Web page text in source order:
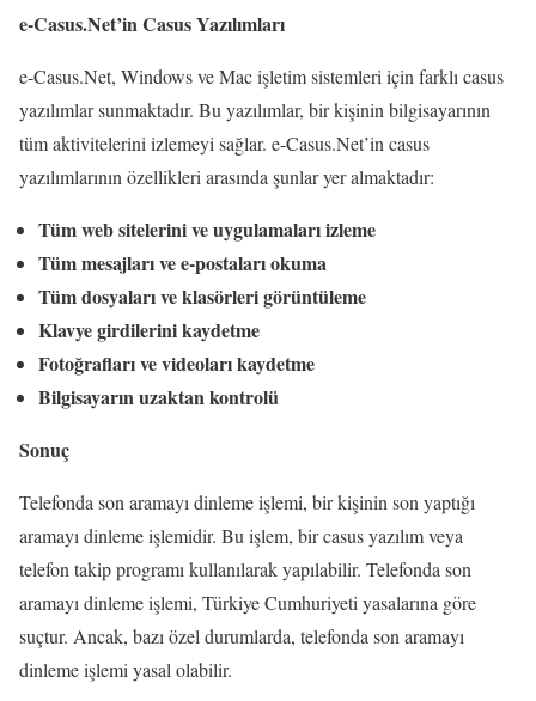
e-Casus.Net’in Casus Yazılımları
e-Casus.Net, Windows ve Mac işletim sistemleri için farklı casus
yazılımlar sunmaktadır. Bu yazılımlar, bir kişinin bilgisayarının
tüm aktivitelerini izlemeyi sağlar. e-Casus.Net’in casus
yazılımlarının özellikleri arasında şunlar yer almaktadır:
Tüm web sitelerini ve uygulamaları izleme
Tüm mesajları ve e-postaları okuma
Tüm dosyaları ve klasörleri görüntüleme
Klavye girdilerini kaydetme
Fotoğrafları ve videoları kaydetme
Bilgisayarın uzaktan kontrolü
Sonuç
Telefonda son aramayı dinleme işlemi, bir kişinin son yaptığı
aramayı dinleme işlemidir. Bu işlem, bir casus yazılım veya
telefon takip programı kullanılarak yapılabilir. Telefonda son
aramayı dinleme işlemi, Türkiye Cumhuriyeti yasalarına göre
suçtur. Ancak, bazı özel durumlarda, telefonda son aramayı
dinleme işlemi yasal olabilir.